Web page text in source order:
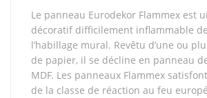
Le panneau Eurodekor Flammex est
décoratif difficilement inflammable
l’habillage mural. Revêtu d’une ou
de papier, il se décline en panneau
MDF. Les panneaux Flammex
de la classe de réaction au feu